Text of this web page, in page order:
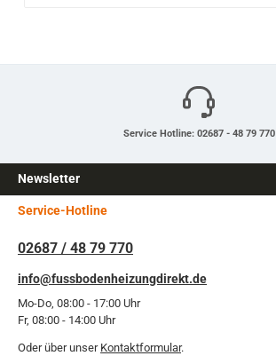
Service Hotline: 02687 - 48 79 770
Newsletter
Service-Hotline
02687 / 48 79 770
info@fussbodenheizungdirekt.de
Mo-Do, 08:00 - 17:00 Uhr
Fr, 08:00 - 14:00 Uhr
Oder über unser Kontaktformular.